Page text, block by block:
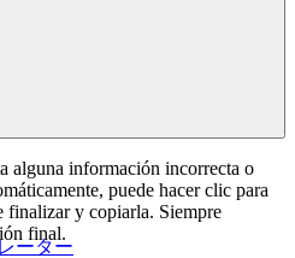
ーター
alguna información incorrecta o
puede hacer clic para
finalizar y copiarla. Siempre
final.